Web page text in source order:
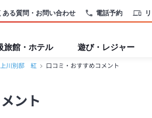
電話予約
ある質問・お問い合わせ
旅館・ホテル 遊び・レジャー
川別邸 紅 口コミ・おすすめコメント
ント